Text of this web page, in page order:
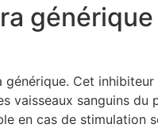
Cet
vaisseaux sanguins du
en cas de stimulation